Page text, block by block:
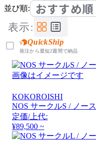
並び順: おすすめ順
表示:
QuickShip
発注から最短2週間で納品
画像はイメージです
KOKOROISHI
NOS サークルS / ノース
定価/上代:
¥89,500 ~